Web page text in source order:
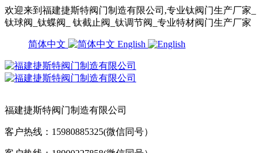
欢迎来到福建捷斯特阀门制造有限公司,专业钛阀门生产厂家_
钛球阀_钛蝶阀_ 钛截止阀_钛调节阀_专业特材阀门生产厂家
简体中文 English
福建捷斯特阀门制造有限公司
客户热线：15980885325(微信同号）